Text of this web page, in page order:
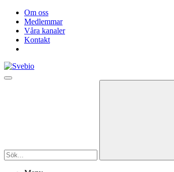
Om oss
Medlemmar
Våra kanaler
Kontakt